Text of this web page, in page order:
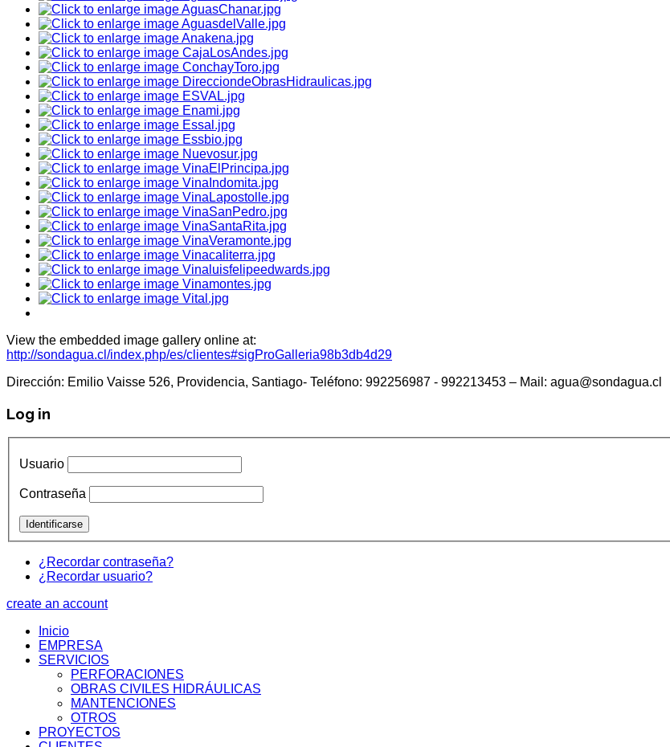
View the embedded image gallery online at:
http://sondagua.cl/index.php/es/clientes#sigProGalleria98b3db4d29
Dirección: Emilio Vaisse 526, Providencia, Santiago- Teléfono: 992256987 - 992213453 – Mail: agua@sondagua.cl
Log in
Usuario
Contraseña
¿Recordar contraseña?
¿Recordar usuario?
create an account
Inicio
EMPRESA
SERVICIOS
PERFORACIONES
OBRAS CIVILES HIDRÁULICAS
MANTENCIONES
OTROS
PROYECTOS